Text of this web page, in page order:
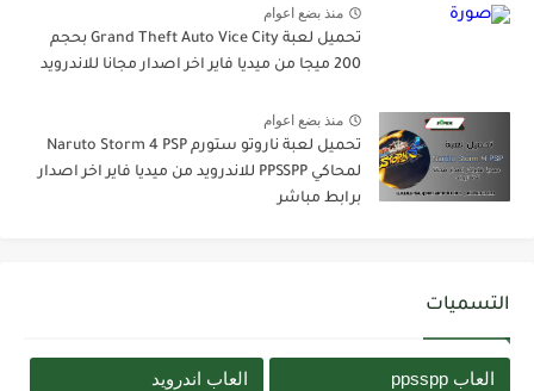
منذ بضع اعوام
تحميل لعبة Grand Theft Auto Vice City بحجم
200 ميجا من ميديا فاير اخر اصدار مجانا للاندرويد
منذ بضع اعوام
تحميل لعبة ناروتو ستورم Naruto Storm 4 PSP
لمحاكي PPSSPP للاندرويد من ميديا فاير اخر اصدار
برابط مباشر
التسميات
العاب ppsspp العاب اندرويد